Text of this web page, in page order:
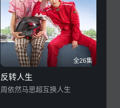
全26集
反转人生
周依然马思超互换人生